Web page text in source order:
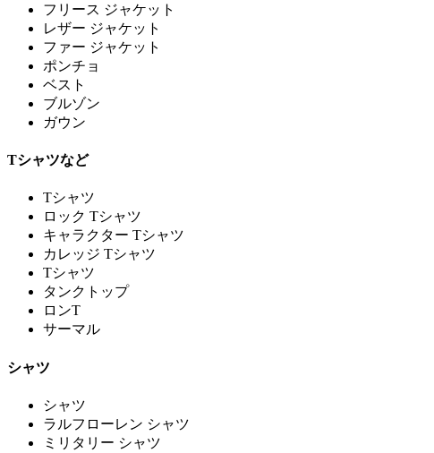
フリース ジャケット
レザー ジャケット
ファー ジャケット
ポンチョ
ベスト
ブルゾン
ガウン
Tシャツなど
Tシャツ
ロック Tシャツ
キャラクター Tシャツ
カレッジ Tシャツ
Tシャツ
タンクトップ
ロンT
サーマル
シャツ
シャツ
ラルフローレン シャツ
ミリタリー シャツ